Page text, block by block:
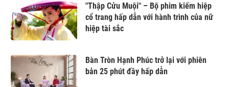
"Thập Cửu Muội" – Bộ phim kiếm hiệp
cổ trang hấp dẫn với hành trình của nữ
hiệp tài sắc
Bàn Tròn Hạnh Phúc trở lại với phiên
bản 25 phút đầy hấp dẫn